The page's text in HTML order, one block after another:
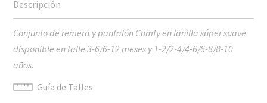
Conjunto de remera y pantalón Comfy en lanilla súper suave
disponible en talle 3-6/6-12 meses y 1-2/2-4/4-6/6-8/8-10
años.
Guía de Talles